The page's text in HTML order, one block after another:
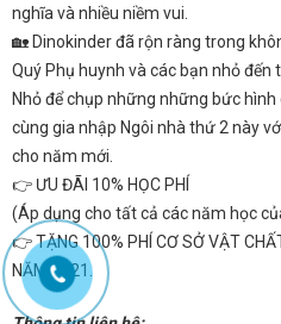
nghĩa và nhiều niềm vui.
🏡 Dinokinder đã rộn ràng trong
Quý Phụ huynh và các bạn nhỏ đến
Nhỏ để chụp những những bức
cùng gia nhập Ngôi nhà thứ 2 này
cho năm mới.
👉 ƯU ĐÃI 10% HỌC PHÍ
(Áp dụng cho tất cả các năm học
👉 TẶNG 100% PHÍ CƠ SỞ VẬT
NĂM 2021.